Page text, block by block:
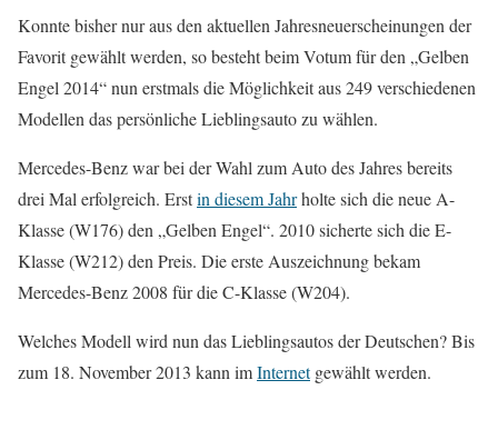
Konnte bisher nur aus den aktuellen Jahresneuerscheinungen der
Favorit gewählt werden, so besteht beim Votum für den „Gelben
Engel 2014“ nun erstmals die Möglichkeit aus 249 verschiedenen
Modellen das persönliche Lieblingsauto zu wählen.
Mercedes-Benz war bei der Wahl zum Auto des Jahres bereits
drei Mal erfolgreich. Erstin diesem Jahrholte sich die neue A-
Klasse (W176) den „Gelben Engel“. 2010 sicherte sich die E-
Klasse (W212) den Preis. Die erste Auszeichnung bekam
Mercedes-Benz 2008 für die C-Klasse (W204).
Welches Modell wird nun das Lieblingsautos der Deutschen? Bis
zum 18. November 2013 kann imInternetgewählt werden.